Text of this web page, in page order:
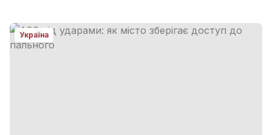
Україна